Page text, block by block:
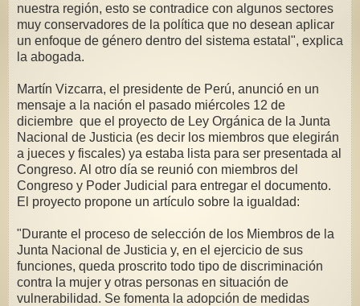
nuestra región, esto se contradice con algunos sectores
muy conservadores de la política que no desean aplicar
un enfoque de género dentro del sistema estatal", explica
la abogada.
Martín Vizcarra, el presidente de Perú, anunció en un
mensaje a la nación el pasado miércoles 12 de
diciembre que el proyecto de Ley Orgánica de la Junta
Nacional de Justicia (es decir los miembros que elegirán
a jueces y fiscales) ya estaba lista para ser presentada al
Congreso. Al otro día se reunió con miembros del
Congreso y Poder Judicial para entregar el documento.
El proyecto propone un artículo sobre la igualdad:
"Durante el proceso de selección de los Miembros de la
Junta Nacional de Justicia y, en el ejercicio de sus
funciones, queda proscrito todo tipo de discriminación
contra la mujer y otras personas en situación de
vulnerabilidad. Se fomenta la adopción de medidas